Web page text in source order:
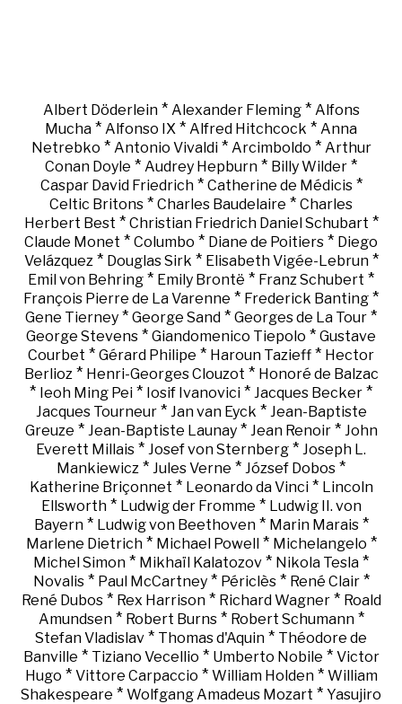
Albert Döderlein* Alexander Fleming* Alfons
Mucha * Alfonso IX * Alfred Hitchcock * Anna
Netrebko * Antonio Vivaldi* Arcimboldo * Arthur
Conan Doyle * Audrey Hepburn * Billy Wilder *
Caspar David Friedrich* Catherine de Médicis*
Celtic Britons * Charles Baudelaire * Charles
Herbert Best * Christian Friedrich Daniel Schubart *
Claude Monet * Columbo * Diane de Poitiers * Diego
Velázquez * Douglas Sirk * Elisabeth Vigée-Lebrun*
Emil von Behring * Emily Brontë * Franz Schubert *
François Pierre de La Varenne * Frederick Banting *
Gene Tierney * George Sand * Georges de La Tour *
George Stevens * Giandomenico Tiepolo * Gustave
Courbet * Gérard Philipe * Haroun Tazieff * Hector
Berlioz * Henri-Georges Clouzot * Honoré de Balzac
* Ieoh Ming Pei * Iosif Ivanovici * Jacques Becker *
Jacques Tourneur* Jan van Eyck * Jean-Baptiste
Greuze * Jean-Baptiste Launay* Jean Renoir* John
Everett Millais * Josef von Sternberg * Joseph L.
Mankiewicz * Jules Verne * József Dobos *
Katherine Briçonnet * Leonardo da Vinci* Lincoln
Ellsworth* Ludwig der Fromme * Ludwig II. von
Bayern* Ludwig von Beethoven* Marin Marais*
Marlene Dietrich* Michael Powell* Michelangelo *
Michel Simon * Mikhaïl Kalatozov * Nikola Tesla *
Novalis* Paul McCartney* Périclès* René Clair*
René Dubos* Rex Harrison* Richard Wagner* Roald
Amundsen* Robert Burns* Robert Schumann*
Stefan Vladislav * Thomas d'Aquin * Théodore de
Banville * Tiziano Vecellio * Umberto Nobile * Victor
Hugo * Vittore Carpaccio * William Holden* William
Shakespeare * Wolfgang Amadeus Mozart * Yasujiro